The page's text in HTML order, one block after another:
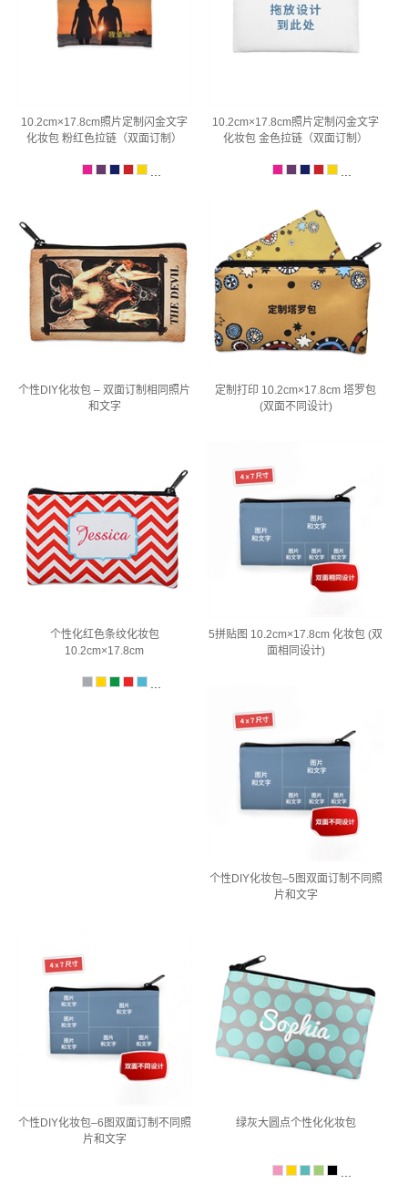
10.2cm×17.8cm照片定制闪金文字
化妆包 粉红色拉链（双面订制）
10.2cm×17.8cm照片定制闪金文字
化妆包 金色拉链（双面订制）
个性DIY化妆包 – 双面订制相同照片
和文字
定制打印 10.2cm×17.8cm 塔罗包
(双面不同设计)
个性化红色条纹化妆包
10.2cm×17.8cm
5拼贴图 10.2cm×17.8cm 化妆包 (双
面相同设计)
个性DIY化妆包–5图双面订制不同照
片和文字
个性DIY化妆包–6图双面订制不同照
片和文字
绿灰大圆点个性化化妆包